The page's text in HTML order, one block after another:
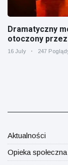
Dramatyczny
otoczony
16 July 247
Aktualności
Opieka